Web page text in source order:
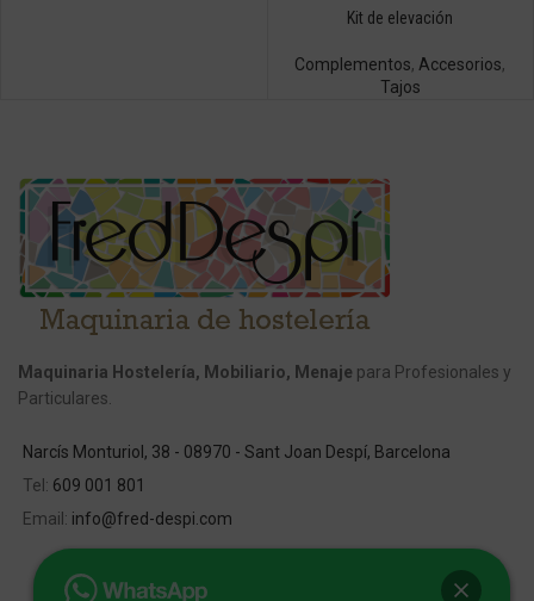
Kit de elevación
Complementos, Accesorios,
Tajos
Maquinaria Hostelería, Mobiliario, Menaje para Profesionales y
Particulares.
Narcís Monturiol, 38 - 08970 - Sant Joan Despí, Barcelona
Tel: 609 001 801
Email: info@fred-despi.com